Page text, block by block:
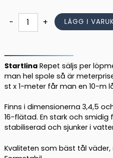
-
Startlina
+ LÄGG I
StartlinaRepet säljs per
man hel spole så är
st x 1-meter får man en 10-m
Finns i dimensionerna 3,4,5
16-flätad. En stark och smidig
stabiliserad och sjunker i
Kvaliteten som bäst tål väder,